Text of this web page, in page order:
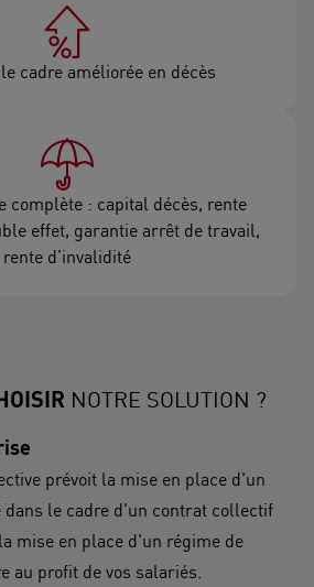
cadre améliorée en décès
complète : capital décès, rente
effet, garantie arrêt de travail,
rente d’invalidité
NOTRE SOLUTION ?
prévoit la mise en place d'un
dans le cadre d'un contrat collectif
mise en place d'un régime de
au profit de vos salariés.